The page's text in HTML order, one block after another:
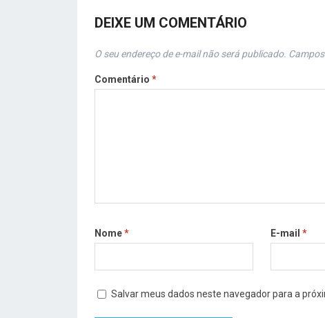
DEIXE UM COMENTÁRIO
O seu endereço de e-mail não será publicado.
Comentário *
Nome* E-mail *
Salvar meus dados neste navegador para a